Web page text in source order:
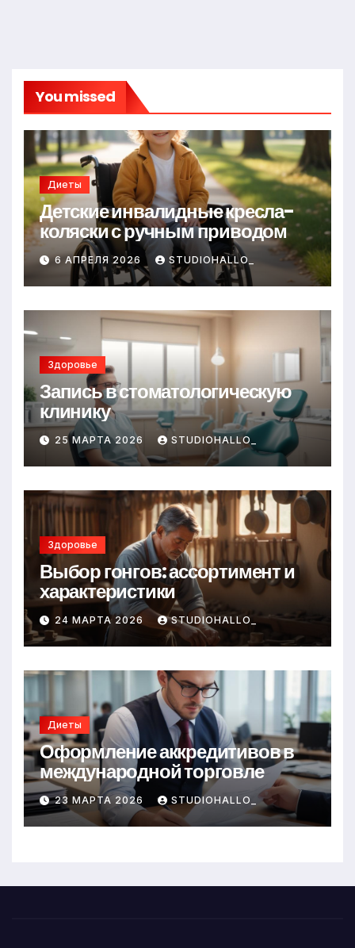
You missed
Диеты
Детские инвалидные кресла-
коляски с ручным приводом
6 АПРЕЛЯ 2026 STUDIOHALLO_
Здоровье
Запись в стоматологическую
клинику
25 МАРТА 2026 STUDIOHALLO_
Здоровье
Выбор гонгов: ассортимент и
характеристики
24 МАРТА 2026 STUDIOHALLO_
Диеты
Оформление аккредитивов в
международной торговле
23 МАРТА 2026 STUDIOHALLO_